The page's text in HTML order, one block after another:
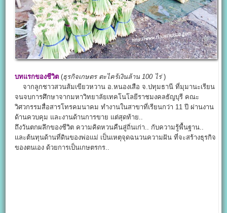
บทแรกของชีวิต (ธุรกิจเกษตร ตะไคร้เงินล้าน 100 ไร่)
จากลูกชาวสวนส้มเขียวหวาน อ.หนองเสือ จ.ปทุมธานี ที่มุมานะเรียน
จนจบการศึกษาจากมหาวิทยาลัยเทคโนโลยีราชมงคลธัญบุรี คณะ
วิศวกรรมสื่อสารโทรคมนาคม ทำงานในสาขาที่เรียนกว่า 11 ปี ผ่านงาน
ด้านควบคุม และงานด้านการขาย แต่สุดท้าย..
ถึงวันตกผลึกของชีวิต ความคิดหวนคืนสู่ถิ่นเก่า.. กับความรู้พื้นฐาน..
และต้นทุนด้านที่ดินของพ่อแม่ เป็นเหตุจุดฉนวนความฝัน ที่จะสร้างธุรกิจ
ของตนเอง ด้วยการเป็นเกษตรกร..